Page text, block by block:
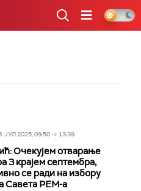
ЈУЛ 2025, 09:50 -> 13:39
Очекујем отварање
3 крајем септембра,
се ради на избору
Савета РЕМ-а